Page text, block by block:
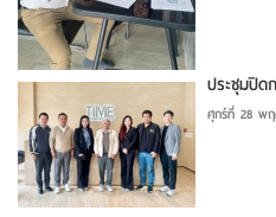
ประชุมปิด
ศุกร์ที่ 28 พฤ